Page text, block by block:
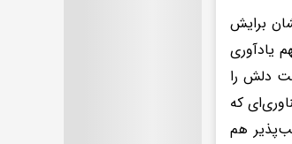
برایش
یادآوری
دلش را
که
هم